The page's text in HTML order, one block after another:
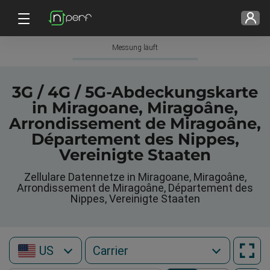
Messung läuft
3G / 4G / 5G-Abdeckungskarte
in Miragoane, Miragoâne,
Arrondissement de Miragoâne,
Département des Nippes,
Vereinigte Staaten
Zellulare Datennetze in Miragoane, Miragoâne,
Arrondissement de Miragoâne, Département des
Nippes, Vereinigte Staaten
US